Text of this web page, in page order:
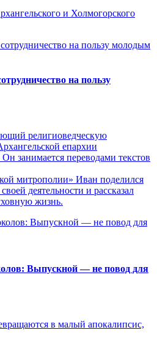
и Холмогорского
на пользу
религиоведческую
епархии
занимается переводами текстов
митрополии» Иван поделился
деятельности и рассказал
жизнь.
Выпускной — не повод для
в малый апокалипсис,